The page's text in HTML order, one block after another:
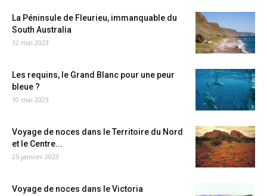
La Péninsule de Fleurieu, immanquable du
South Australia
12 mai 2023
Les requins, le Grand Blanc pour une peur
bleue ?
10 mai 2023
Voyage de noces dans le Territoire du Nord
et le Centre...
25 janvier 2023
Voyage de noces dans le Victoria